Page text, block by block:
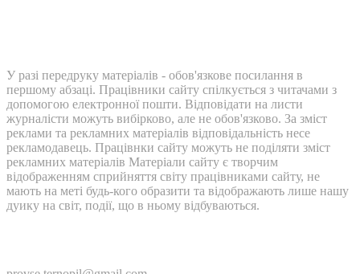
У разі передруку матеріалів - обов'язкове посилання в
першому абзаці. Працівники сайту спілкується з читачами з
допомогою електронної пошти. Відповідати на листи
журналісти можуть вибірково, але не обов'язково. За зміст
реклами та рекламних матеріалів відповідальність несе
рекламодавець. Працівнки сайту можуть не поділяти зміст
рекламних матеріалів Матеріали сайту є творчим
відображенням сприйняття світу працівниками сайту, не
мають на меті будь-кого образити та відображають лише нашу
дуику на світ, події, що в ньому відбуваються.